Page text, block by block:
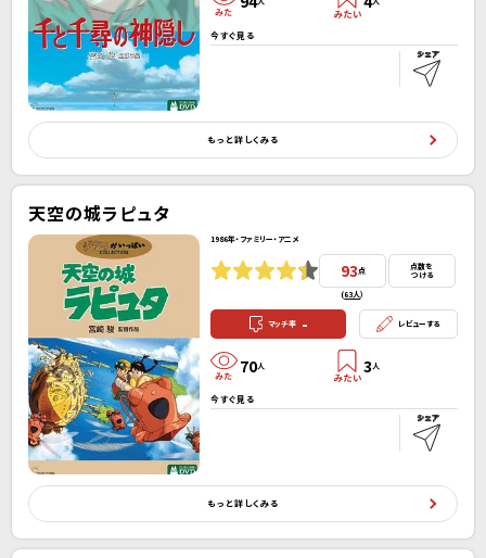
今すぐ見る
もっと詳しくみる
天空の城ラピュタ
1986年・ファミリー・アニメ
93点
(63人）
点数を
つける
マッチ率 - レビューする
70人 3人
今すぐ見る
もっと詳しくみる